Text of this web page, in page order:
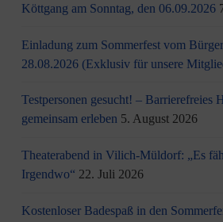
Köttgang am Sonntag, den 06.09.2026
Einladung zum Sommerfest vom
28.08.2026 (Exklusiv für unsere
Testpersonen gesucht! – Barrierefreies
gemeinsam erleben 5. August 2026
Theaterabend in Vilich-Müldorf: „Es
Irgendwo“ 22. Juli 2026
Kostenloser Badespaß in den